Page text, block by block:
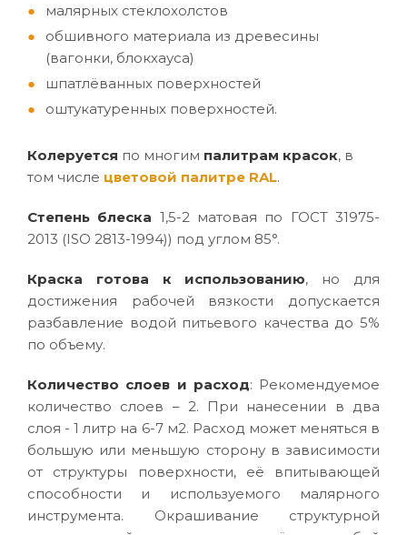
малярных стеклохолстов
обшивного материала из древесины
(вагонки, блокхауса)
шпатлёванных поверхностей
оштукатуренных поверхностей.
Колеруется по многим палитрам красок, в
том числе цветовой палитре RAL.
Степень блеска 1,5-2 матовая по ГОСТ 31975-
2013 (ISO 2813-1994)) под углом 85°.
Краска готова к использованию, но для
достижения рабочей вязкости допускается
разбавление водой питьевого качества до 5%
по объему.
Количество слоев и расход: Рекомендуемое
количество слоев – 2. При нанесении в два
слоя - 1 литр на 6-7 м2. Расход может меняться в
большую или меньшую сторону в зависимости
от структуры поверхности, её впитывающей
способности и используемого малярного
инструмента. Окрашивание структурной